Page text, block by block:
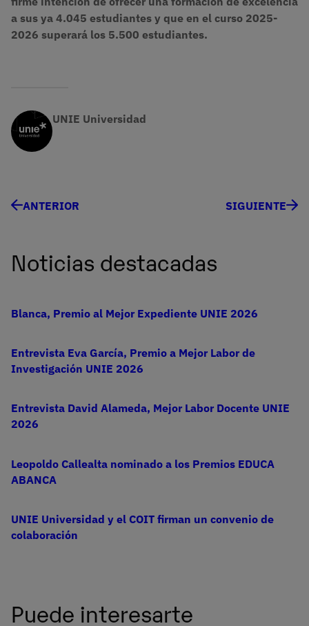
a sus ya 4.045 estudiantes y que en el curso 2025-
2026 superará los 5.500 estudiantes.
UNIE Universidad
ANTERIOR SIGUIENTE
Noticias destacadas
Blanca, Premio al Mejor Expediente UNIE 2026
Entrevista Eva García, Premio a Mejor Labor de
Investigación UNIE 2026
Entrevista David Alameda, Mejor Labor Docente UNIE
2026
Leopoldo Callealta nominado a los Premios EDUCA
ABANCA
UNIE Universidad y el COIT firman un convenio de
colaboración
Puede interesarte